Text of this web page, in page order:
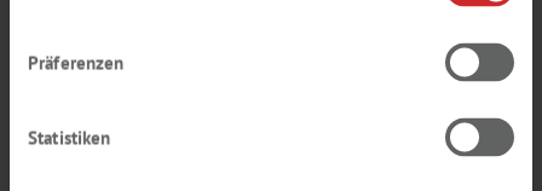
Präferenzen
Statistiken
Proteinlieferant
Nussiger Geschmack